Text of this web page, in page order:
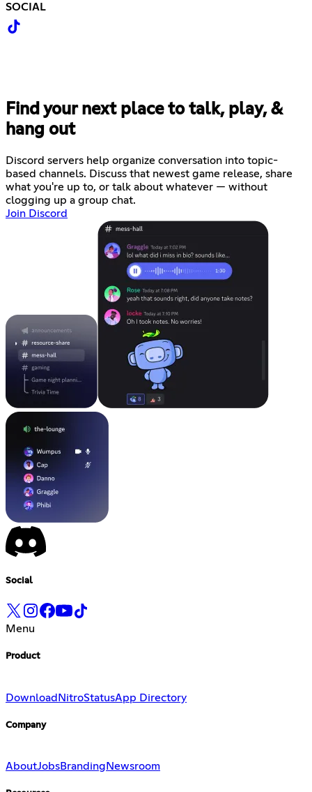
SOCIAL
Find your next place to talk, play, &
hang out
Discord servers help organize conversation into topic-
based channels. Discuss that newest game release, share
what you're up to, or talk about whatever — without
clogging up a group chat.
Join Discord
Social
Menu
Product
DownloadNitroStatusApp Directory
Company
AboutJobsBranding Newsroom